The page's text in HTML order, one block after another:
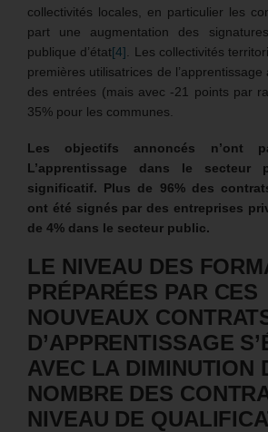
collectivités locales, en particulier les
part une augmentation des
publique d’état[4] . Les collectivités
premières utilisatrices de
des entrées (mais avec -21 points par
35% pour les communes.
Les objectifs annoncés n’ont
L’apprentissage dans le secteur
significatif. Plus de 96% des
ont été signés par des entreprises
de 4% dans le secteur public.
LE NIVEAU DES
PRÉPARÉES PAR CES
NOUVEAUX
D’APPRENTISSAGE
AVEC LA DIMINUTION
NOMBRE DES
NIVEAU DE